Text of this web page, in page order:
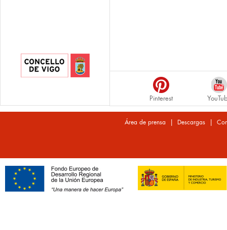
Pinterest
Área de prensa | Descargas |